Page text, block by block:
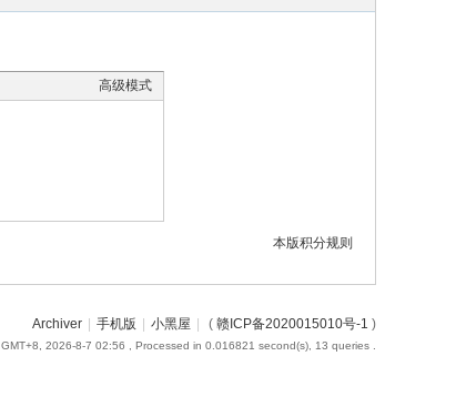
高级模式
本版积分规则
Archiver 手机版 小黑屋 ( 赣ICP备2020015010号-1 )
GMT+8, 2026-8-7 02:56 , Processed in 0.016821 second(s), 13 queries .